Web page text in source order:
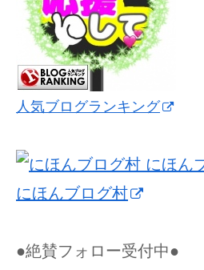
人気ブログランキング
にほんブログ村
●絶賛フォロー受付中●